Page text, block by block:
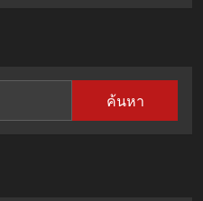
ค้นหา